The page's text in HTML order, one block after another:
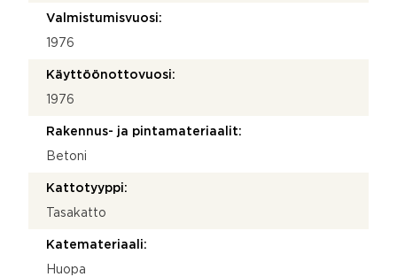
Valmistumisvuosi:
1976
Käyttöönottovuosi:
1976
Rakennus- ja pintamateriaalit:
Betoni
Kattotyyppi:
Tasakatto
Katemateriaali:
Huopa